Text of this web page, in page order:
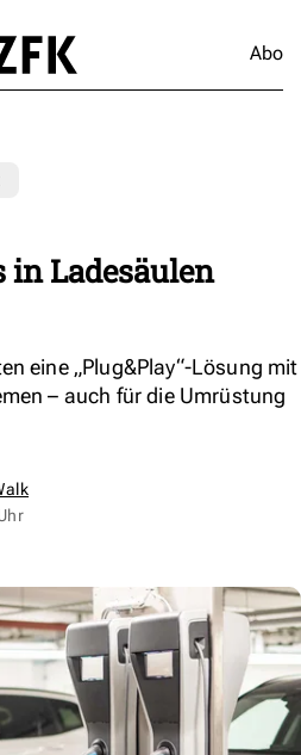
Abo
Ladesäulen
eine „Plug&Play“-Lösung mit
– auch für die Umrüstung